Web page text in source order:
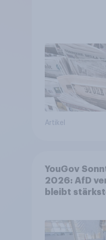
Artikel
YouGov
2026: AfD
bleibt